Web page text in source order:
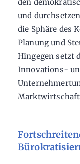
und
die Sphäre des
Planung und
Hingegen setzt
Innovations-